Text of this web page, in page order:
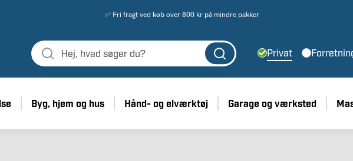
✅ Fri fragt ved køb over 800 kr på mindre pakker
Privat
Byg, hjem og hus Hånd- og elværktøj Garage og værksted